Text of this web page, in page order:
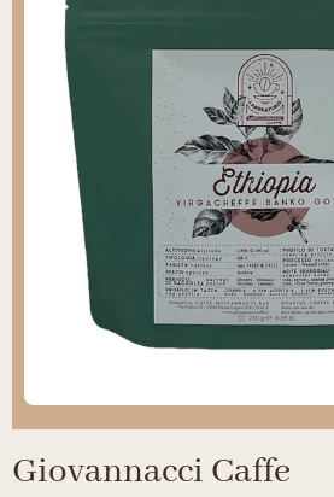
Giovannacci Caffe